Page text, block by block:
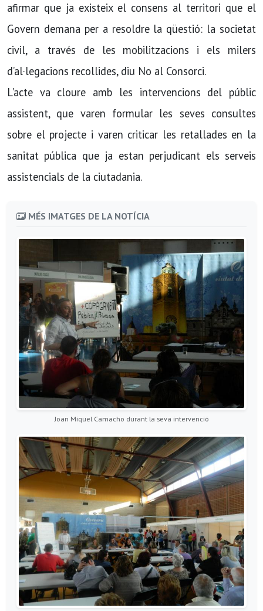
afirmar que ja existeix el consens al territori que el
Govern demana per a resoldre la qüestió: la societat
civil, a través de les mobilitzacions i els milers
d’al·legacions recollides, diu No al Consorci.
L'acte va cloure amb les intervencions del públic
assistent, que varen formular les seves consultes
sobre el projecte i varen criticar les retallades en la
sanitat pública que ja estan perjudicant els serveis
assistencials de la ciutadania.
MÉS IMATGES DE LA NOTÍCIA
Joan Miquel Camacho durant la seva intervenció